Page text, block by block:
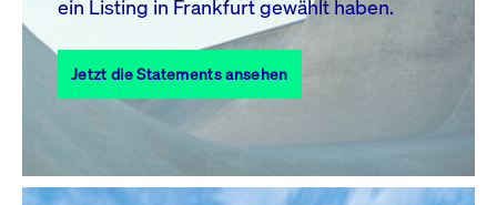
27 28
31
Alle Events
ein Listing in Frankfurt gewählt haben.
Jetzt die Statements ansehen